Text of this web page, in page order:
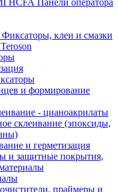
Панели оператора
Фиксаторы, клеи и смазки
и формирование
- цианоакрилаты
склеивание (эпоксиды,
и герметизация
и защитные покрытия,
праймеры и